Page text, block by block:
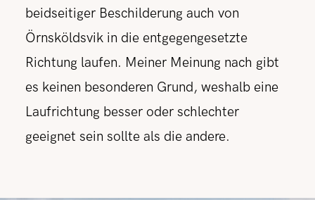
beidseitiger Beschilderung auch von
Örnsköldsvik in die entgegengesetzte
Richtung laufen. Meiner Meinung nach gibt
es keinen besonderen Grund, weshalb eine
Laufrichtung besser oder schlechter
geeignet sein sollte als die andere.